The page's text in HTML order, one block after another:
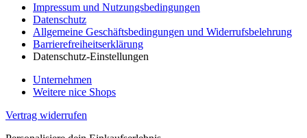
Impressum und Nutzungsbedingungen
Datenschutz
Allgemeine Geschäftsbedingungen und Widerrufsbelehrung
Barrierefreiheitserklärung
Datenschutz-Einstellungen
Unternehmen
Weitere nice Shops
Vertrag widerrufen